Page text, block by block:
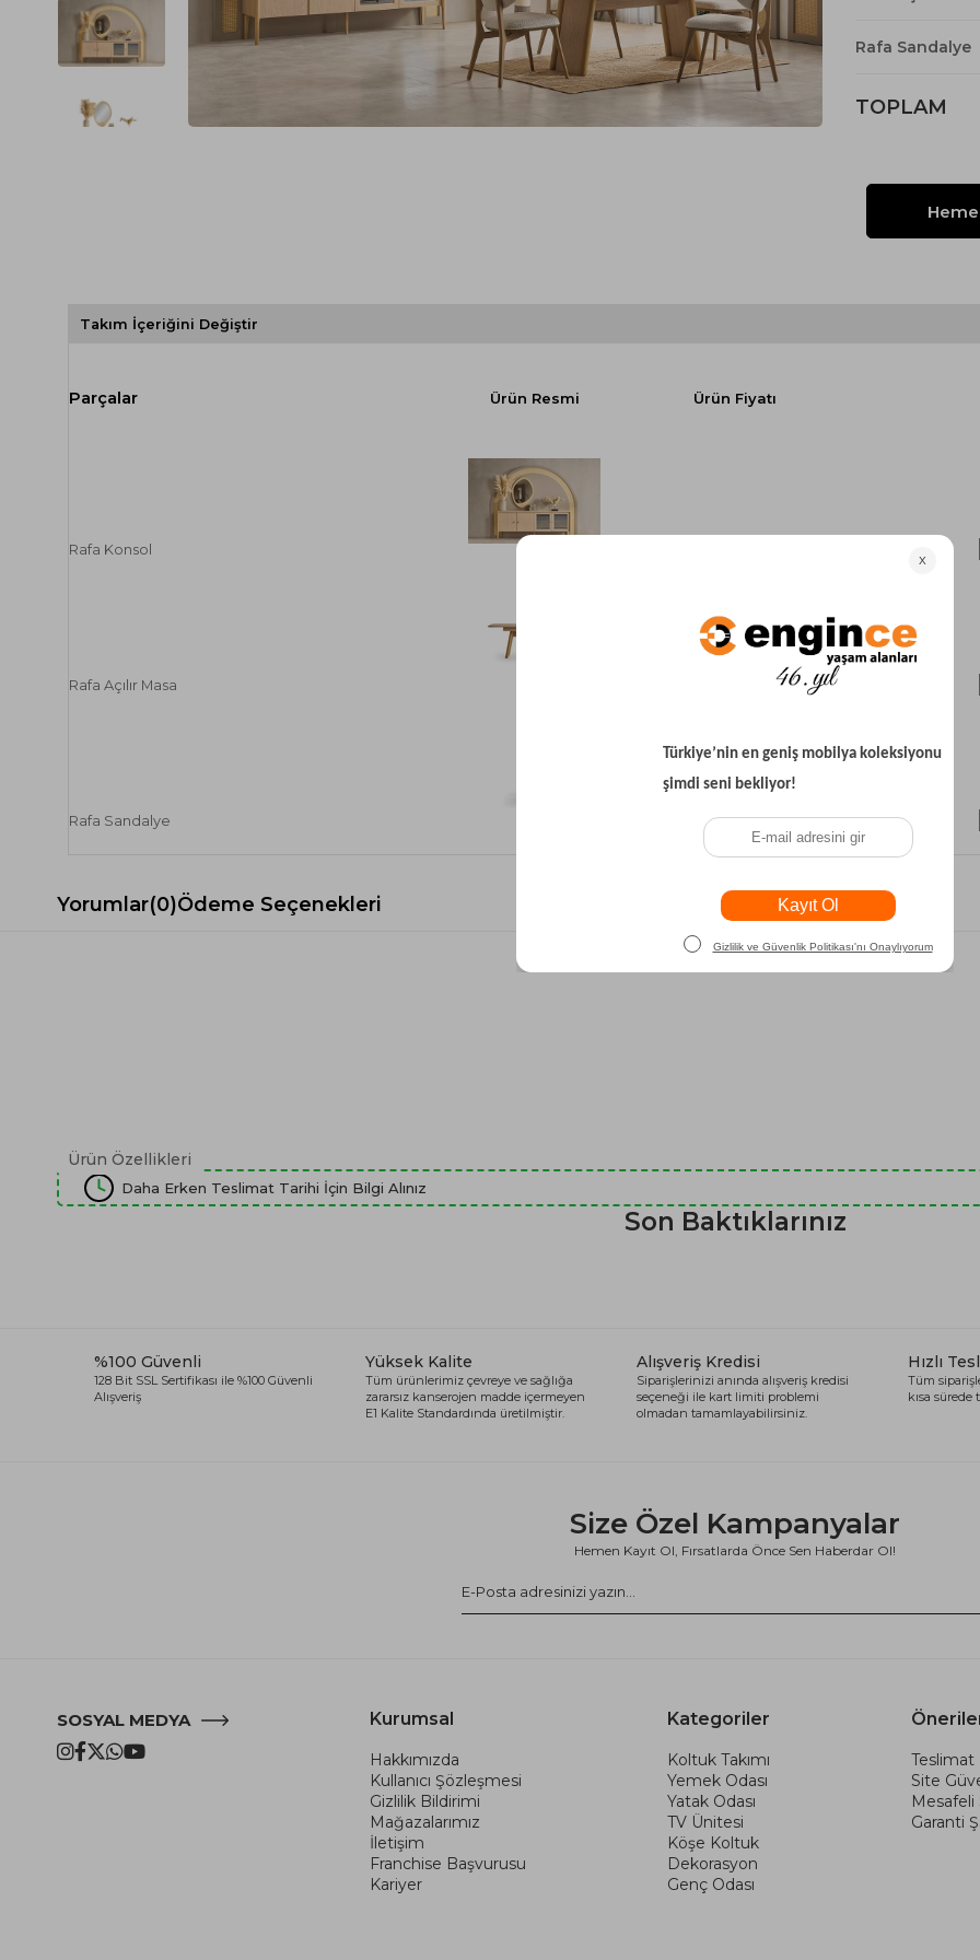
Spor Koltuk Takımı
Krem Koltuk Takımı
Büro Koltuk Takımı
Gri TV Ünitesi
Yataklı Koltuk
Köşe Koltuk
Modern Köşe Koltuk
Rafa Sandalye
TOPLAM
Takım İçeriğini Değiştir
Ürün Resmi Ürün Fiyatı
Rafa Konsol
Rafa Açılır Masa
Rafa Sandalye ₺9.650
Yorumlar(0)Ödeme Seçenekleri
Ürün Özellikleri
Daha Erken Teslimat Tarihi İçin Bilgi Alınız
Son Baktıklarınız
%100 Güvenli
128 Bit SSL Sertifikası ile %100 Güvenli
Alışveriş
Yüksek Kalite
Tüm ürünlerimiz çevreye ve sağlığa
zararsız kanserojen madde içermeyen
E1 Kalite Standardında üretilmiştir.
Alışveriş Kredisi
Siparişlerinizi anında alışveriş kredisi
seçeneği ile kart limiti problemi
olmadan tamamlayabilirsiniz.
Hızlı
Tüm
kısa sürede
Size Özel Kampanyalar
Hemen Kayıt Ol, Fırsatlarda Önce Sen Haberdar Ol!
SOSYAL MEDYA Kurumsal
Hakkımızda
Kullanıcı Şözleşmesi
Gizlilik Bildirimi
Mağazalarımız
İletişim
Franchise Başvurusu
Kariyer
Kategoriler
Koltuk Takımı
Yemek Odası
Yatak Odası
TV Ünitesi
Köşe Koltuk
Dekorasyon
Genç Odası
Teslimat
Site
Mesafeli
Garanti